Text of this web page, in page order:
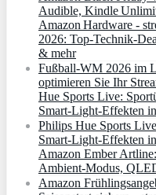
Audible, Kindle
Amazon Hardware -
2026: Top-Technik-
& mehr
Fußball-WM 2026 im
optimieren Sie Ihr
Hue Sports Live:
Smart‑Light‑Effekten
Philips Hue Sports
Smart‑Light‑Effekten
Amazon Ember
Ambient‑Modus,
Amazon